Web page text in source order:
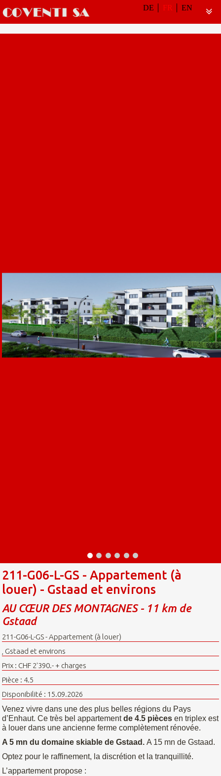
DE FR EN
211-G06-L-GS - Appartement (à
louer) - Gstaad et environs
AU CŒUR DES MONTAGNES - 11 km de
Gstaad
211-G06-L-GS - Appartement (à louer)
, Gstaad et environs
Prix : CHF 2'390.- + charges
Pièce : 4.5
Disponibilité : 15.09.2026
Venez vivre dans une des plus belles régions du Pays
d’Enhaut. Ce très bel appartementde 4.5 piècesen triplex est
à louer dans une ancienne ferme complètement rénovée.
A 5 mn du domaine skiable de Gstaad.A 15 mn de Gstaad.
Optez pour le raffinement, la discrétion et la tranquillité.
L’appartement propose :